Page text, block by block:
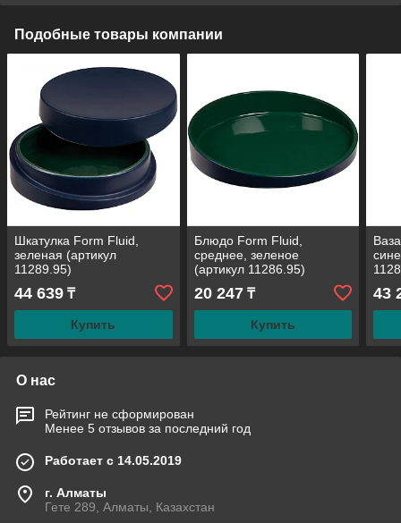
Подобные товары компании
Шкатулка Form Fluid,
зеленая (артикул
11289.95)
44 639 ₸
Купить
Блюдо Form Fluid,
среднее, зеленое
(артикул 11286.95)
20 247₸
Купить
43
О нас
Рейтинг не сформирован
Менее 5 отзывов за последний год
Работает с 14.05.2019
г. Алматы
Гете 289, Алматы, Казахстан